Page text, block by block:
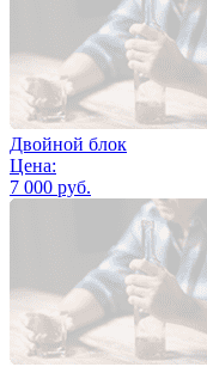
Двойной блок
Цена:
7 000 руб.